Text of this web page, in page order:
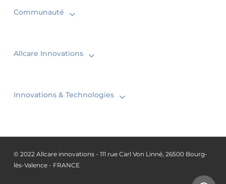
Communauté
Allcare Innovations
Innovations & Technologies
© 2022 Allcare innovations - 111 rue Carl Von Linné, 26500 Bourg-
lès-Valence - FRANCE